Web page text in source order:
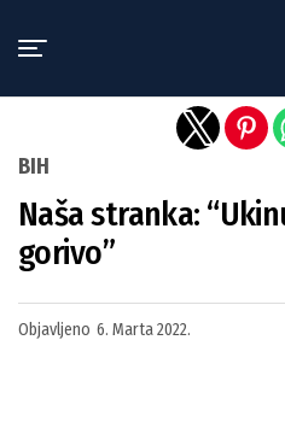
BIH
Naša stranka:
gorivo”
Objavljeno 6. Marta 2022.